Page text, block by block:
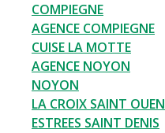
COMPIEGNE
AGENCE COMPIEGNE
CUISE LA MOTTE
AGENCE NOYON
NOYON
LA CROIX SAINT OUEN
ESTREES SAINT DENIS